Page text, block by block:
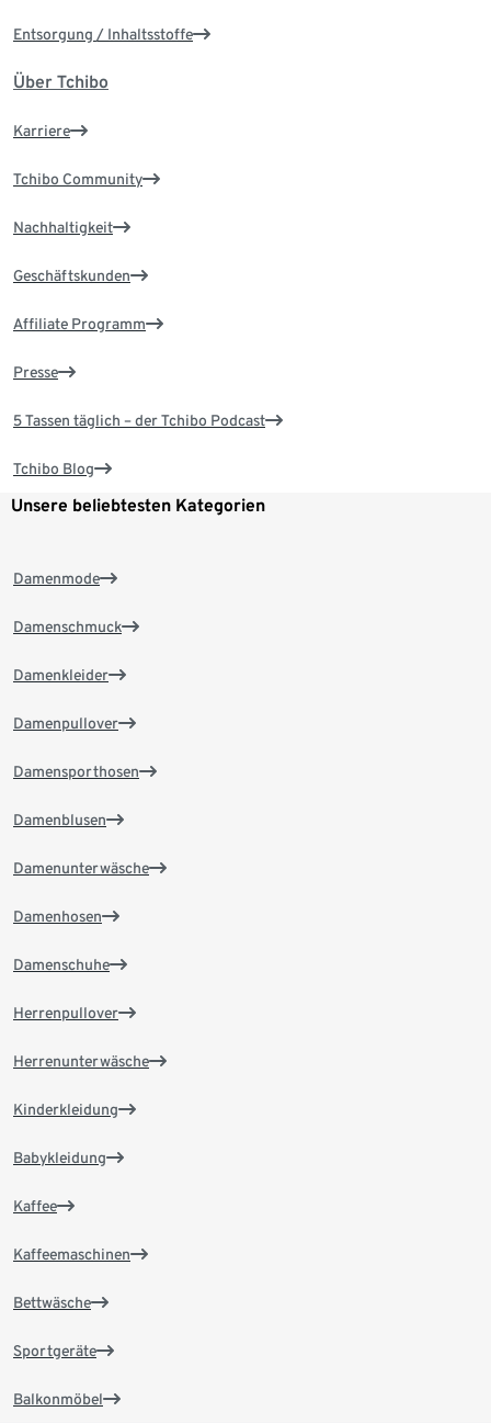
Entsorgung / Inhaltsstoffe
Über Tchibo
Karriere
Tchibo Community
Nachhaltigkeit
Geschäftskunden
Affiliate Programm
Presse
5 Tassen täglich – der Tchibo Podcast
Tchibo Blog
Unsere beliebtesten Kategorien
Damenmode
Damenschmuck
Damenkleider
Damenpullover
Damensporthosen
Damenblusen
Damenunterwäsche
Damenhosen
Damenschuhe
Herrenpullover
Herrenunterwäsche
Kinderkleidung
Babykleidung
Kaffee
Kaffeemaschinen
Bettwäsche
Sportgeräte
Balkonmöbel